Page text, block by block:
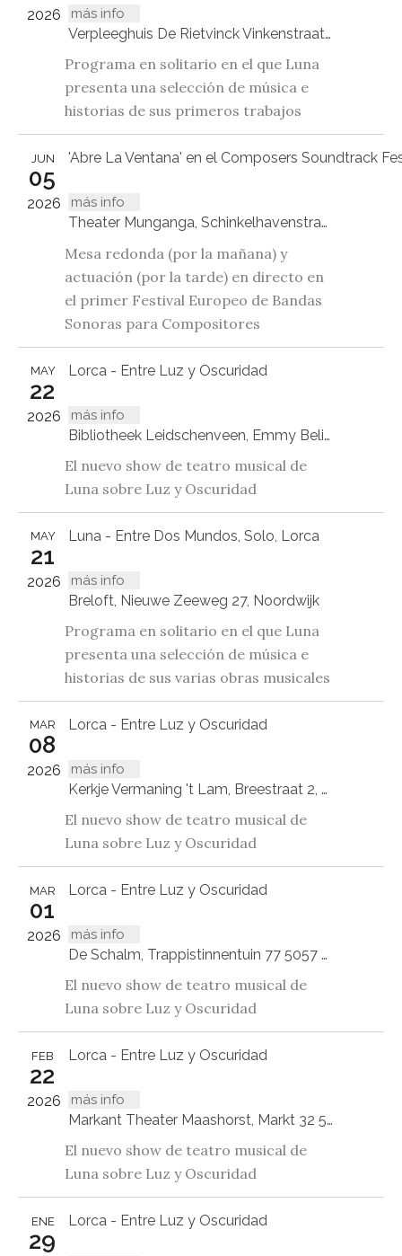
más info
2026
Verpleeghuis De Rietvinck Vinkenstraat 185, 1013 JR Amsterdam
Programa en solitario en el que Luna
presenta una selección de música e
historias de sus primeros trabajos
'Abre La Ventana' en el Composers Soundtrack
más info
JUN
05
2026
Theater Munganga, Schinkelhavenstraat 27hs, 1075 VP Amsterdam
Mesa redonda (por la mañana) y
actuación (por la tarde) en directo en
el primer Festival Europeo de Bandas
Sonoras para Compositores
Lorca - Entre Luz y Oscuridad
más info
MAY
22
2026
Bibliotheek Leidschenveen, Emmy Belinfantedreef 7 2492JT 's-Gravenhage
El nuevo show de teatro musical de
Luna sobre Luz y Oscuridad
Luna - Entre Dos Mundos, Solo, Lorca
más info
MAY
21
2026
Breloft, Nieuwe Zeeweg 27, Noordwijk
Programa en solitario en el que Luna
presenta una selección de música e
historias de sus varias obras musicales
Lorca - Entre Luz y Oscuridad
más info
MAR
08
2026
Kerkje Vermaning 't Lam, Breestraat 2, Blokzijl
El nuevo show de teatro musical de
Luna sobre Luz y Oscuridad
Lorca - Entre Luz y Oscuridad
más info
MAR
01
2026
De Schalm, Trappistinnentuin 77 5057 DJ Berkel-Enschot
El nuevo show de teatro musical de
Luna sobre Luz y Oscuridad
Lorca - Entre Luz y Oscuridad
más info
FEB
22
2026
Markant Theater Maashorst, Markt 32 5401 GP Uden
El nuevo show de teatro musical de
Luna sobre Luz y Oscuridad
Lorca - Entre Luz y Oscuridad
ENE
29